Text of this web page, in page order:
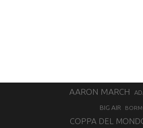
AARON MARCH
BIG AIR
COPPA DEL